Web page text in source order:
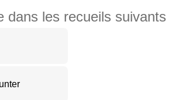
dans les recueils suivants